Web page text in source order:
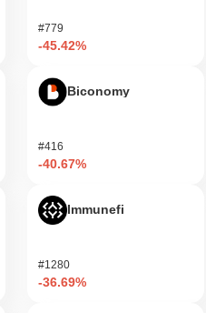
#779
-45.42%
Biconomy
#416
-40.67%
Immunefi
#1280
-36.69%